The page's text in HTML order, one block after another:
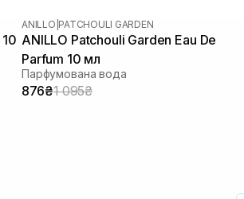
ANILLO PATCHOULI GARDEN
ANILLO Patchouli Garden Eau De
Parfum 10 мл
Парфумована вода
876₴1 095₴